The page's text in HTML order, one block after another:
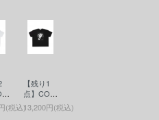
(税込)
【残り1
点】COO
TIE PRO
DUCTIO
13,200円(税込)